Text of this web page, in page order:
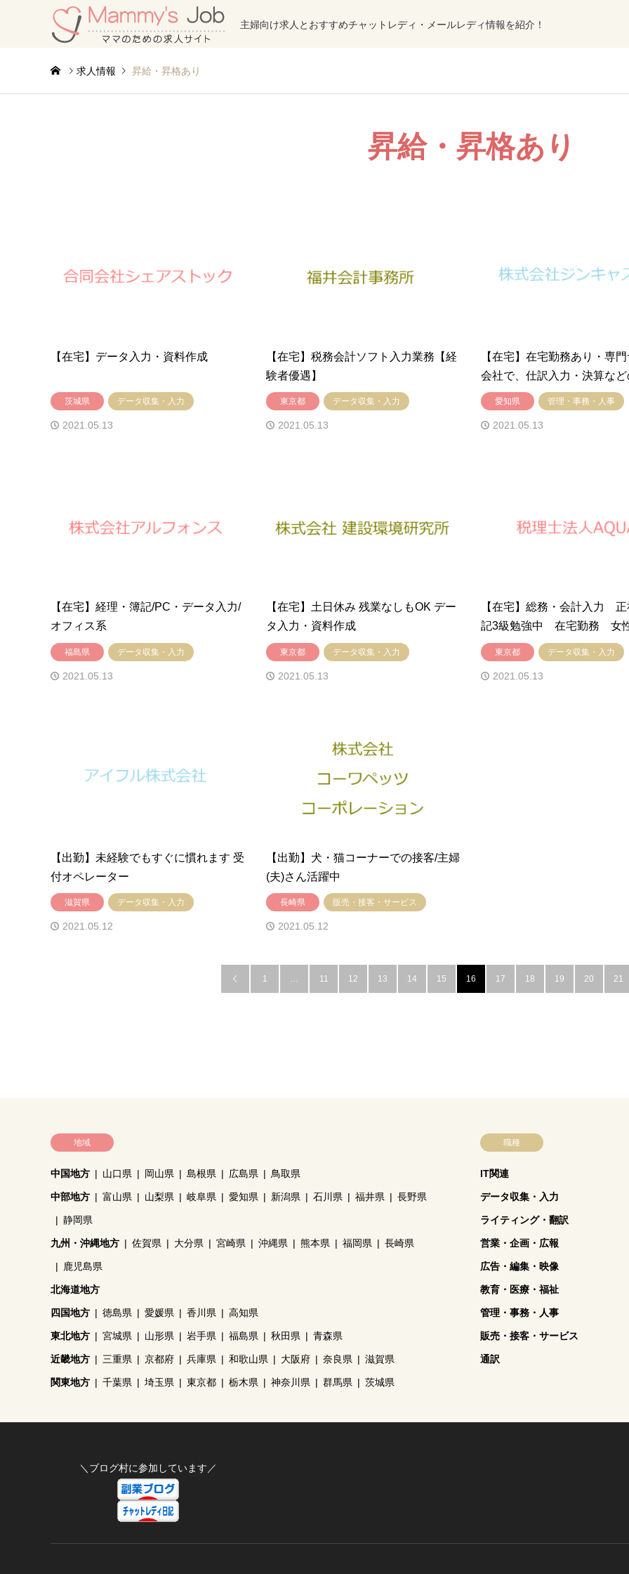
主婦向け求人とおすすめチャットレディ・メールレディ情報を紹介！
求人情報 昇給・昇格あり
昇給・昇格あり
【在宅】データ入力・資料作成
茨城県 データ収集・入力
2021.05.13
【在宅】税務会計ソフト入力業務【経
験者優遇】
東京都 データ収集・入力
2021.05.13
【在宅】在宅勤務あり・専
会社で、仕訳入力・決算など
務
愛知県 管理・事務・人事
2021.05.13
【在宅】経理・簿記/PC・データ入力/
オフィス系
福島県 データ収集・入力
2021.05.13
【在宅】土日休み 残業なしもOK デー
タ入力・資料作成
東京都 データ収集・入力
2021.05.13
【在宅】総務・会計入力
記3級勉強中 在宅勤務 女
東京都 データ収集・入力
2021.05.13
【出勤】未経験でもすぐに慣れます 受
付オペレーター
滋賀県 データ収集・入力
2021.05.12
【出勤】犬・猫コーナーでの接客/主婦
(夫)さん活躍中
長崎県 販売・接客・サービス
2021.05.12
 1 … 11 12 13 14 15 16 17 18 19 20 21
地域
中国地方 山口県 岡山県 島根県 広島県 鳥取県
中部地方 富山県 山梨県 岐阜県 愛知県 新潟県 石川県 福井県 長野県
静岡県
九州・沖縄地方 佐賀県 大分県 宮崎県 沖縄県 熊本県 福岡県 長崎県
鹿児島県
北海道地方
四国地方 徳島県 愛媛県 香川県 高知県
東北地方 宮城県 山形県 岩手県 福島県 秋田県 青森県
近畿地方 三重県 京都府 兵庫県 和歌山県 大阪府 奈良県 滋賀県
関東地方 千葉県 埼玉県 東京都 栃木県 神奈川県 群馬県 茨城県
職種
IT関連
データ収集・入力
ライティング・翻訳
営業・企画・広報
広告・編集・映像
教育・医療・福祉
管理・事務・人事
販売・接客・サービス
通訳
＼ブログ村に参加しています／